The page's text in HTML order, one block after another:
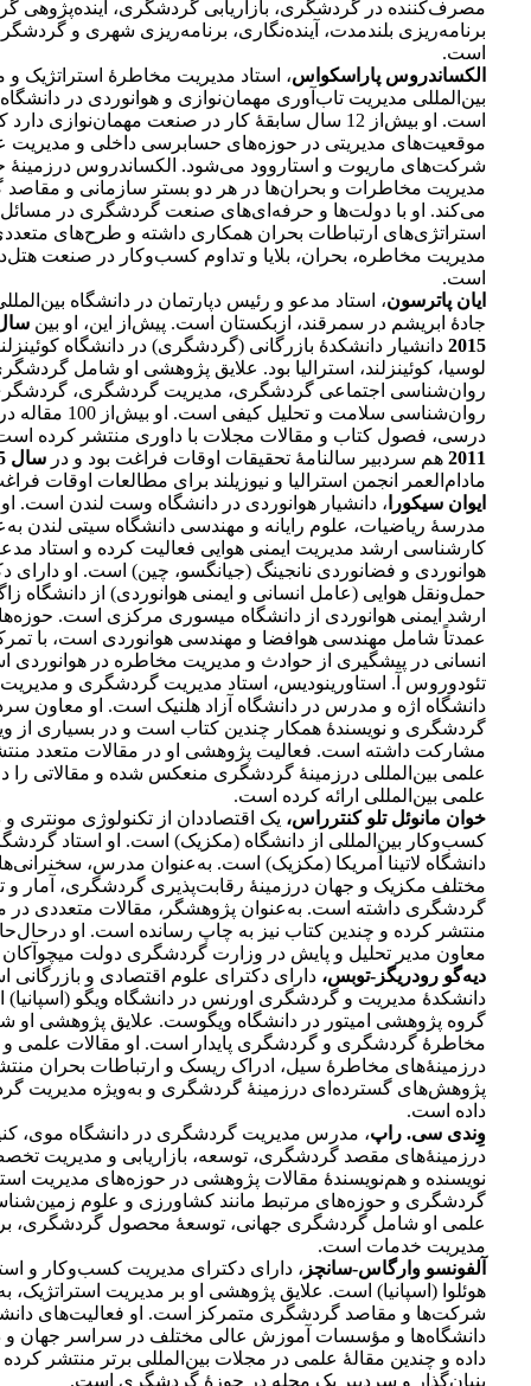
مصرف‌کننده در گردشگری، بازاریابی گردشگری، آینده‌پژوهی
برنامه‌ریزی بلندمدت، آینده‌نگاری، برنامه‌ریزی شهری و
است.
الکساندروس پاراسکواس، استاد مدیریت مخاطرۀ استراتژیک و
بین‌المللی مدیریت تاب‌آوری مهمان‌نوازی و هوانوردی در
است. او بیش‌از 12 سال سابقۀ کار در صنعت مهمان‌نوازی
موقعیت‌های مدیریتی در حوزه‌های حسابرسی داخلی و مدیریت
شرکت‌های ماریوت و استاروود می‌شود. الکساندروس در‌زمینۀ
مدیریت مخاطرات و بحران‌ها در هر دو بستر سازمانی و
می‌کند. او با دولت‌ها و حرفه‌ای‌های صنعت گردشگری در مسائل
استراتژی‌های ارتباطات بحران همکاری داشته و طرح‌های
مدیریت مخاطره، بحران، بلایا و تداوم کسب‌وکار در صنعت
است.
ایان پاترسون، استاد مدعو و رئیس دپارتمان در دانشگاه
جادۀ ابریشم در سمرقند، ازبکستان است. پیش‌از این، او بین
2015 دانشیار دانشکدۀ بازرگانی (گردشگری) در دانشگاه
لوسیا، کوئینزلند، استرالیا بود. علایق پژوهشی او شامل
روان‌شناسی اجتماعی گردشگری، مدیریت گردشگری،
روان‌شناسی سلامت و تحلیل
درسی، فصول کتاب و مقالات مجلات با داوری منتشر کرده
2011 هم‌ سردبیر سالنامۀ تحقیقات اوقات فراغت بود و در سال 2015
مادام‌العمر انجمن استرالیا و نیوزیلند برای مطالعات اوقات
ایوان سیکورا ، دانشیار هوانوردی در دانشگاه وست لندن است.
مدرسۀ ریاضیات، علوم رایانه و مهندسی دانشگاه سیتی لندن
کارشناسی ارشد مدیریت ایمنی هوایی فعالیت کرده و استاد
هوانوردی و فضانوردی نانجینگ (جیانگسو، چین) است. او دارای
حمل‌و‌نقل هوایی (عامل انسانی و ایمنی هوانوردی) از دانشگاه
ارشد ایمنی هوانوردی از دانشگاه میسوری مرکزی است.
عمدتاً شامل مهندسی هوافضا و مهندسی هوانوردی است، با
انسانی در پیشگیری از حوادث و مدیریت مخاطره در هوانوردی
تئودوروس آ. استاورینودیس، استاد مدیریت گردشگری و مدیریت
دانشگاه اژه و مدرس در دانشگاه آزاد هلنیک است. او معاون
گردشگری و نویسندۀ همکار چندین کتاب است و در بسیاری از
مشارکت داشته است. فعالیت پژوهشی او در مقالات متعدد
علمی بین‌المللی در‌زمینۀ گردشگری منعکس شده و مقالاتی را
علمی بین‌المللی ارائه کرده است.
خوان مانوئل تلو کنترراس، یک اقتصاددان از تکنولوژی مونتری و
کسب‌وکار بین‌المللی از دانشگاه (مکزیک) است. او استاد
دانشگاه لاتینا آمریکا (مکزیک) است. به‌عنوان مدرس،
مختلف مکزیک و جهان در‌زمینۀ رقابت‌پذیری گردشگری، آمار و
گردشگری داشته است. به‌عنوان پژوهشگر، مقالات متعددی
منتشر کرده و چندین کتاب نیز به چاپ رسانده است. او
معاون مدیر تحلیل و پایش در وزارت گردشگری دولت
دیه‌گو رودریگز-توبس، دارای دکترای علوم اقتصادی و بازرگانی
دانشکدۀ مدیریت و گردشگری اورنس در دانشگاه ویگو
گروه پژوهشی امیتور در دانشگاه ویگوست. علایق پژوهشی او
مخاطرۀ گردشگری و گردشگری پایدار است. او مقالات علمی و
در‌زمینۀ‌های مخاطرۀ سیل، ادراک ریسک و ارتباطات بحران
پژوهش‌های گسترده‌ای در‌زمینۀ گردشگری و به‌ویژه مدیریت
داده است.
وِندی سی. راپ، مدرس مدیریت گردشگری در دانشگاه موی،
در‌زمینۀ‌های مقصد گردشگری، توسعه، بازاریابی و مدیریت
نویسنده و هم‌نویسندۀ مقالات پژوهشی در حوزه‌های مدیریت
گردشگری و حوزه‌های مرتبط مانند کشاورزی و علوم
علمی او شامل گردشگری جهانی، توسعۀ محصول گردشگری،
مدیریت خدمات است.
آلفونسو وارگاس-سانچز ، دارای دکترای مدیریت کسب‌وکار و
هوئلوا (اسپانیا) است. علایق پژوهشی او بر مدیریت استراتژیک،
شرکت‌ها و مقاصد گردشگری متمرکز است. او فعالیت‌های
دانشگاه‌ها و مؤسسات آموزش عالی مختلف در سراسر جهان و
داده و چندین مقالۀ علمی در مجلات بین‌المللی برتر منتشر
بنیان‌گذار و سردبیر یک مجله در حوزۀ گردشگری است.